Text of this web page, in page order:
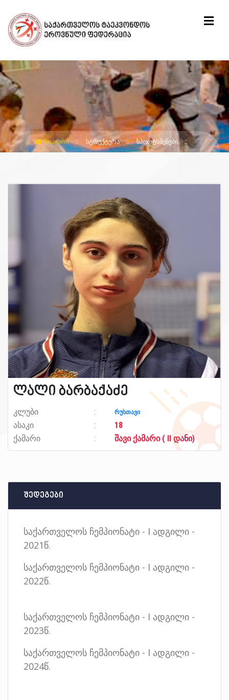
ᲛᲗᲐᲕᲐᲠᲘ ᲡᲢᲠᲣᲥᲢᲣᲠᲐ ᲡᲞᲝᲠᲢᲡᲛᲔᲜᲔᲑᲘ
ლალი ბარბაქაძე
კლუბი რუსთავი
ასაკი
18
ქამარი
შავი ქამარი ( II დანი)
შედეგები
საქართველოს ჩემპიონატი - I ადგილი -
2021წ.
საქართველოს ჩემპიონატი - I ადგილი -
2022წ.
საქართველოს ჩემპიონატი - I ადგილი -
2023წ.
საქართველოს ჩემპიონატი - I ადგილი -
2024წ.